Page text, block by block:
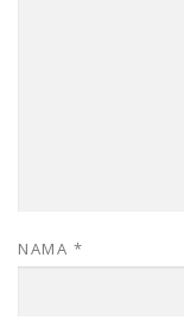
NAMA *